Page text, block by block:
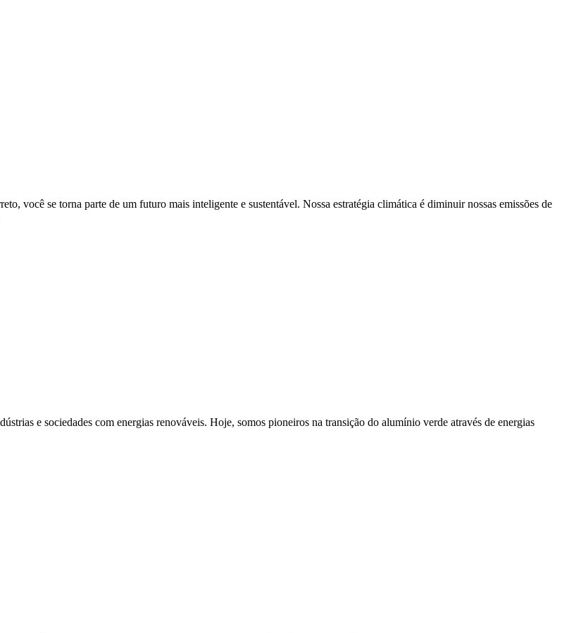
você se torna parte de um futuro mais inteligente e sustentável. Nossa estratégia climática é diminuir nossas emissões de
e sociedades com energias renováveis. Hoje, somos pioneiros na transição do alumínio verde através de energias